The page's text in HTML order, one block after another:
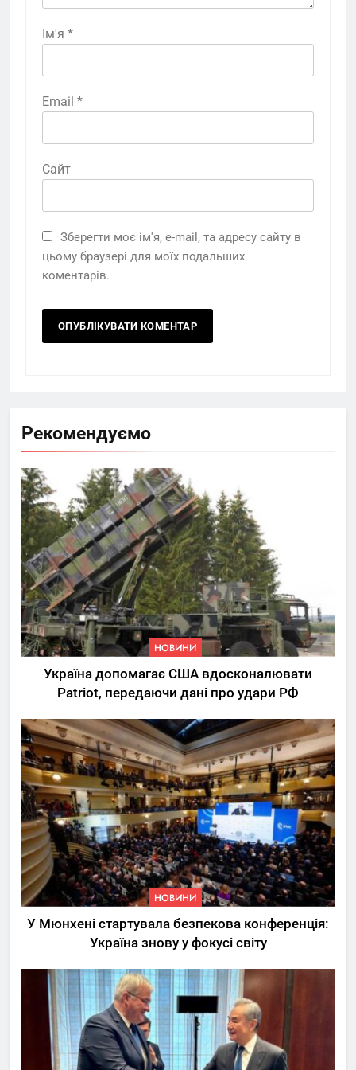
Ім'я *
Email *
Сайт
Зберегти моє ім'я, e-mail, та адресу сайту в
цьому браузері для моїх подальших
коментарів.
Рекомендуємо
НОВИНИ
Україна допомагає США вдосконалювати
Patriot, передаючи дані про удари РФ
НОВИНИ
У Мюнхені стартувала безпекова конференція:
Україна знову у фокусі світу
5
Трамп вимагає від